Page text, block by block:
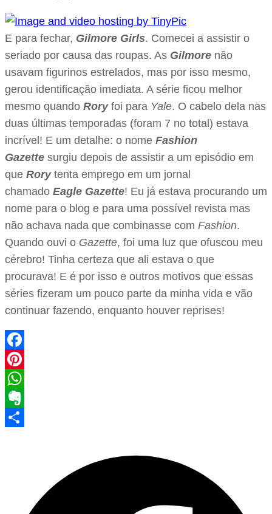
E para fechar, Gilmore Girls. Comecei a assistir o
seriado por causa das roupas. As Gilmore não
usavam figurinos estrelados, mas por isso mesmo,
gerou identificação imediata. A série ficou melhor
mesmo quando Roryfoi para Yale. O cabelo dela nas
duas últimas temporadas (foram 7 no total) estava
incrível! E um detalhe: o nome Fashion
Gazette surgiu depois de assistir a um episódio em
que Rorytenta emprego em um jornal
chamado Eagle Gazette! Eu já estava procurando um
nome para o blog e para uma possível revista mas
não achava nada que combinasse com Fashion.
Quando ouvi o Gazette, foi uma luz que ofuscou meu
cérebro! Tinha certeza que ali estava o que
procurava! E é por isso e outros motivos que essas
séries fizeram um pouco parte da minha vida e vão
continuar fazendo, enquanto houver reprises!
Facebook
Pinterest
WhatsApp
Evernote